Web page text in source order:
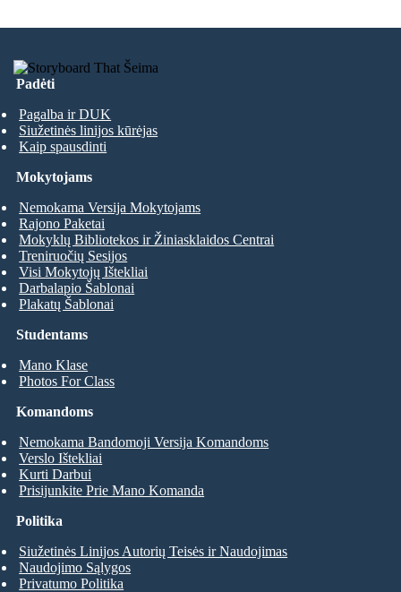
Padėti
Pagalba ir DUK
Siužetinės linijos kūrėjas
Kaip spausdinti
Studentams
Mano Klase
Photos For Class
Mokytojams
Nemokama Versija Mokytojams
Rajono Paketai
Mokyklų Bibliotekos ir Žiniasklaidos Centrai
Treniruočių Sesijos
Visi Mokytojų Ištekliai
Darbalapio Šablonai
Plakatų Šablonai
Komandoms
Nemokama Bandomoji Versija Komandoms
Verslo Ištekliai
Kurti Darbui
Prisijunkite Prie Mano Komanda
Politika
Siužetinės Linijos Autorių Teisės ir Naudojimas
Naudojimo Sąlygos
Privatumo Politika